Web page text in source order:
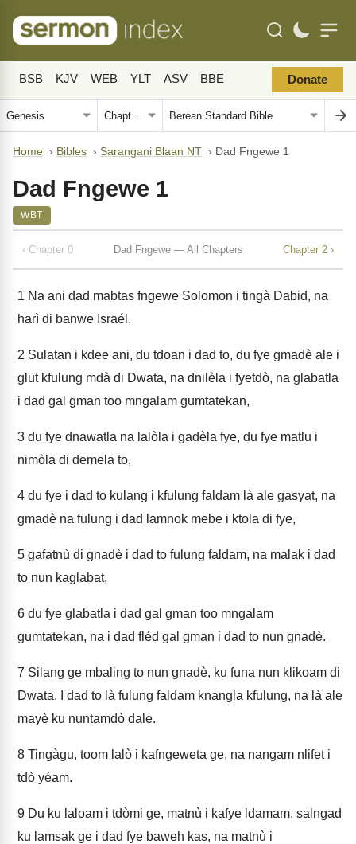
BSB KJV WEB YLT ASV BBE Donate
Home › Bibles › Sarangani Blaan NT › Dad Fngewe 1
Dad Fngewe 1
WBT
‹ Chapter 0 Dad Fngewe — All Chapters Chapter 2 ›
1 Na ani dad mabtas fngewe Solomon i tingà Dabid, na
harì di banwe Israél.
2 Sulatan i kdee ani, du tdoan i dad to, du fye gmadè ale i
glut kfulung mdà di Dwata, na dnilèla i fyetdò, na glabatla
i dad gal gman too mngalam gumtatekan,
3 du fye dnawatla na lalòla i gadèla fye, du fye matlu i
nimòla di demela to,
4 du fye i dad to kulang i kfulung faldam là ale gasyat, na
gmadè na fulung i dad lamnok mebe i ktola di fye,
5 gafatnù di gnadè i dad to fulung faldam, na malak i dad
to nun kaglabat,
6 du fye glabatla i dad gal gman too mngalam
gumtatekan, na i dad fléd gal gman i dad to nun gnadè.
7 Silang ge mbaling to nun gnadè, ku funa nun klikoam di
Dwata. I dad to là fulung faldam knangla kfulung, na là ale
mayè ku nuntamdò dale.
8 Tingàgu, toom lalò i kafngeweta ge, na nangam nlifet i
tdò yéam.
9 Du ku laloam i tdòmi ge, matnù i kafye ldamam, salngad
ku lamsak ge i dad fye baweh kas, na matnù i